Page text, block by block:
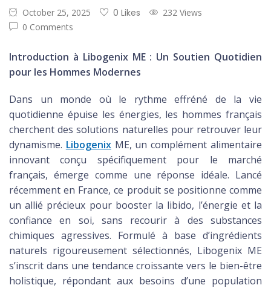
October 25, 2025 0 Likes
232 Views
0 Comments
Introduction à Libogenix ME : Un Soutien Quotidien
pour les Hommes Modernes
Dans un monde où le rythme effréné de la vie
quotidienne épuise les énergies, les hommes français
cherchent des solutions naturelles pour retrouver leur
dynamisme. LibogenixME, un complément alimentaire
innovant conçu spécifiquement pour le marché
français, émerge comme une réponse idéale. Lancé
récemment en France, ce produit se positionne comme
un allié précieux pour booster la libido, l’énergie et la
confiance en soi, sans recourir à des substances
chimiques agressives. Formulé à base d’ingrédients
naturels rigoureusement sélectionnés, Libogenix ME
s’inscrit dans une tendance croissante vers le bien-être
holistique, répondant aux besoins d’une population